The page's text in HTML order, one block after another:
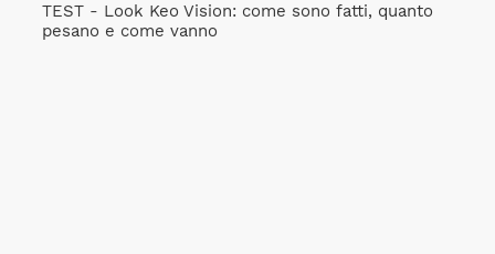
TEST - Look Keo Vision: come sono fatti, quanto
pesano e come vanno